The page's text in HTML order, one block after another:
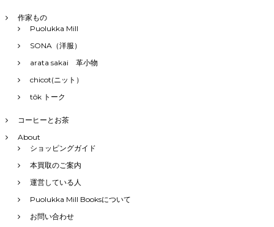
作家もの
Puolukka Mill
SONA（洋服）
arata sakai 革小物
chicot(ニット）
tôk トーク
コーヒーとお茶
About
ショッピングガイド
本買取のご案内
運営している人
Puolukka Mill Booksについて
お問い合わせ